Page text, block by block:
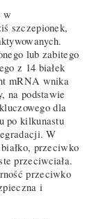
w
szczepionek,
lub zabitego
z 14 białek
mRNA wnika
na podstawie
dla
po kilkunastu
W
przeciwko
przeciwciała.
przeciwko
i